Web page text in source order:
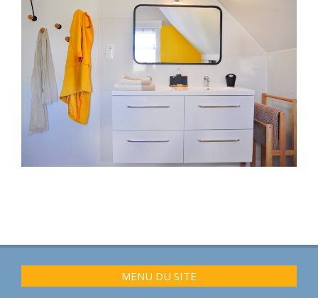
05-
MENU DU SITE